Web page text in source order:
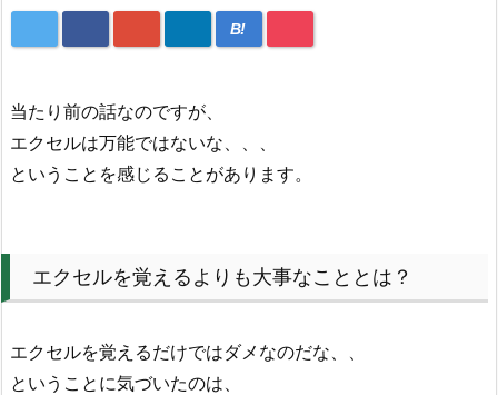
B!
当たり前の話なのですが、
エクセルは万能ではないな、、、
ということを感じることがあります。
エクセルを覚えるよりも大事なこととは？
エクセルを覚えるだけではダメなのだな、、
ということに気づいたのは、